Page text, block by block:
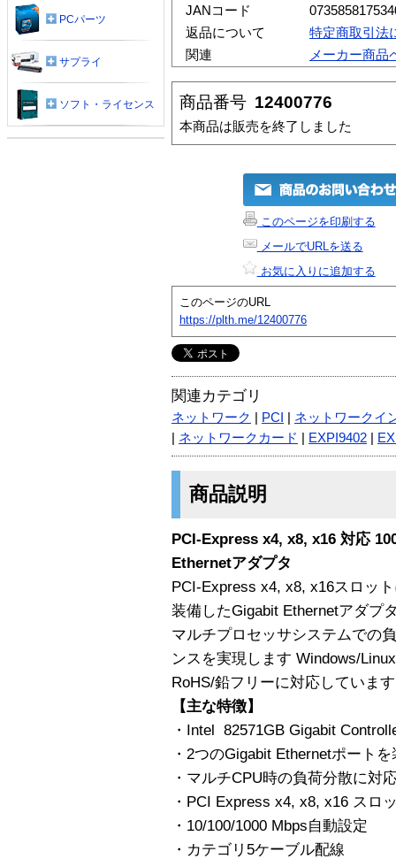
JANコード
返品について
特定商取引法
関連
メーカー商品
商品番号 12400776
本商品は販売を終了しました
このページを印刷する
メールでURLを送る
お気に入りに追加する
このページのURL
https://plth.me/12400776
関連カテゴリ
ネットワーク PCI
ネットワークイ
ネットワークカード EXPI9402
商品説明
PCI-Express x4, x8, x16 対応
Ethernetアダプタ
PCI-Express x4, x8, x16スロッ
装備したGigabit Ethernetアダプ
マルチプロセッサシステムでの
ンスを実現します Windows/
RoHS/鉛フリーに対応していま
【主な特徴】
・Intel 82571GB Gigabit
・2つのGigabit Ethernetポートを
・マルチCPU時の負荷分散に対
・PCI Express x4, x8, x16 スロ
・10/100/1000 Mbps自動設定
・カテゴリ5ケーブル配線
PCパーツ
サプライ
ソフト・ライセンス